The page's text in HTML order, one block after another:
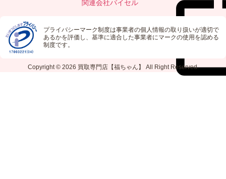
関連会社バイセル
プライバシーマーク制度は事業者の個人情報の取り扱いが適切で
あるかを評価し、基準に適合した事業者にマークの使用を認める
制度です。
Copyright © 2026 買取専門店【福ちゃん】 All Right Reserved.